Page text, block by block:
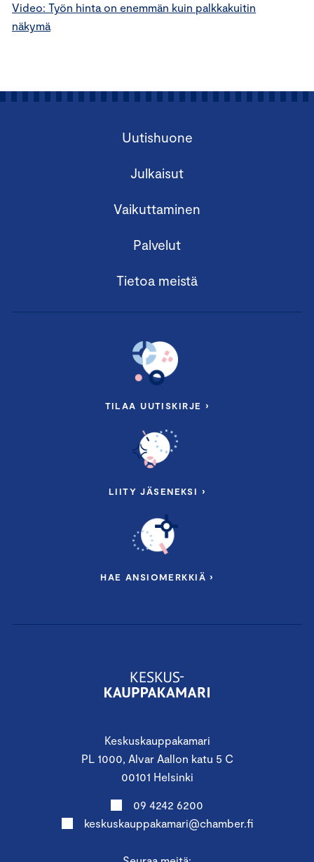
Video: Työn hinta on enemmän kuin palkkakuitin
näkymä
Keskuskauppakamari
PL 1000, Alvar Aallon katu 5 C
00101 Helsinki
09 4242 6200
keskuskauppakamari@chamber.fi
Uutishuone
Julkaisut
Vaikuttaminen
Palvelut
Tietoa meistä
TILAA UUTISKIRJE ›
LIITY JÄSENEKSI ›
HAE ANSIOMERKKIÄ ›